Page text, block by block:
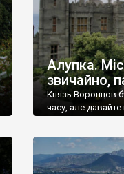
Алупка.
звичайно,
Князь Воронцов
часу, але